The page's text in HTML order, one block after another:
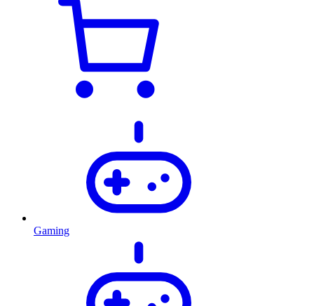
Gaming